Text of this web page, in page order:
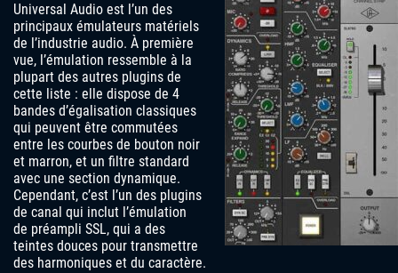
Universal Audio est l’un des
principaux émulateurs matériels
de l’industrie audio. À première
vue, l’émulation ressemble à la
plupart des autres plugins de
cette liste : elle dispose de 4
bandes d’égalisation classiques
qui peuvent être commutées
entre les courbes de bouton noir
et marron, et un filtre standard
avec une section dynamique.
Cependant, c’est l’un des plugins
de canal qui inclut l’émulation
de préampli SSL, qui a des
teintes douces pour transmettre
des harmoniques et du caractère.